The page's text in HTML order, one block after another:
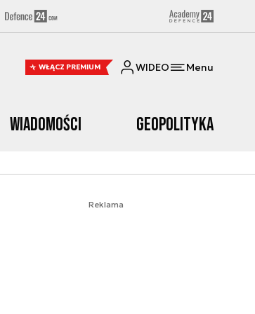
WŁĄCZ PREMIUM WIDEO Menu
Wiadomości Geopolityka
Reklama